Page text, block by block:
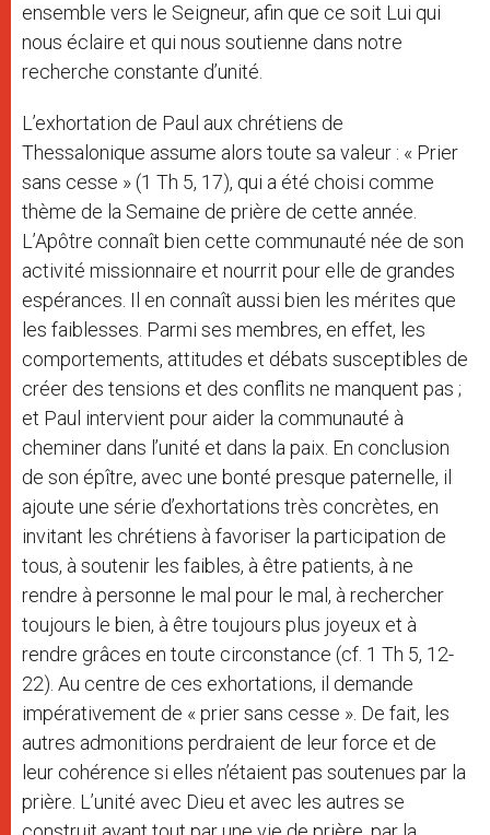
ensemble vers le Seigneur, afin que ce soit Lui qui
nous éclaire et qui nous soutienne dans notre
recherche constante d’unité.
L’exhortation de Paul aux chrétiens de
Thessalonique assume alors toute sa valeur : « Prier
sans cesse » (1 Th 5, 17), qui a été choisi comme
thème de la Semaine de prière de cette année.
L’Apôtre connaît bien cette communauté née de son
activité missionnaire et nourrit pour elle de grandes
espérances. Il en connaît aussi bien les mérites que
les faiblesses. Parmi ses membres, en effet, les
comportements, attitudes et débats susceptibles de
créer des tensions et des conflits ne manquent pas ;
et Paul intervient pour aider la communauté à
cheminer dans l’unité et dans la paix. En conclusion
de son épître, avec une bonté presque paternelle, il
ajoute une série d’exhortations très concrètes, en
invitant les chrétiens à favoriser la participation de
tous, à soutenir les faibles, à être patients, à ne
rendre à personne le mal pour le mal, à rechercher
toujours le bien, à être toujours plus joyeux et à
rendre grâces en toute circonstance (cf. 1 Th 5, 12-
22). Au centre de ces exhortations, il demande
impérativement de « prier sans cesse ». De fait, les
autres admonitions perdraient de leur force et de
leur cohérence si elles n’étaient pas soutenues par la
prière. L’unité avec Dieu et avec les autres se